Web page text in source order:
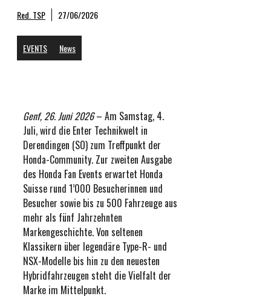
Red. TSP 27/06/2026
EVENTS News
Genf, 26. Juni 2026– Am Samstag, 4.
Juli, wird die Enter Technikwelt in
Derendingen (SO) zum Treffpunkt der
Honda-Community. Zur zweiten Ausgabe
des Honda Fan Events erwartet Honda
Suisse rund 1’000 Besucherinnen und
Besucher sowie bis zu 500 Fahrzeuge aus
mehr als fünf Jahrzehnten
Markengeschichte. Von seltenen
Klassikern über legendäre Type-R- und
NSX-Modelle bis hin zu den neuesten
Hybridfahrzeugen steht die Vielfalt der
Marke im Mittelpunkt.